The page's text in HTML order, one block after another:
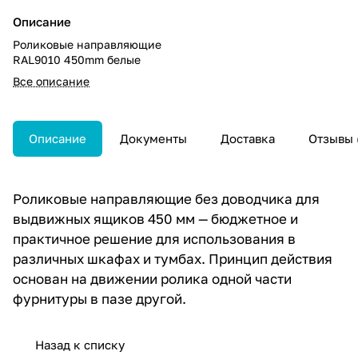
Описание
Роликовые направляющие
RAL9010 450mm белые
Все описание
Описание Документы Доставка Отзывы
Роликовые направляющие без доводчика для
выдвижных ящиков 450 мм — бюджетное и
практичное решение для использования в
различных шкафах и тумбах. Принцип действия
основан на движении ролика одной части
фурнитуры в пазе другой.
Назад к списку